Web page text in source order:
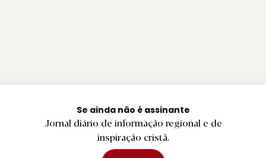
Se ainda não é assinante
Jornal diário de informação regional e de
inspiração cristã.